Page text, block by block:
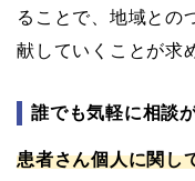
ることで、地域との
献していくことが求
誰でも気軽に相談
患者さん個人に関し